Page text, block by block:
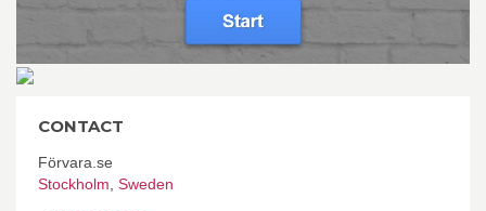
CONTACT
Förvara.se
Stockholm Sweden